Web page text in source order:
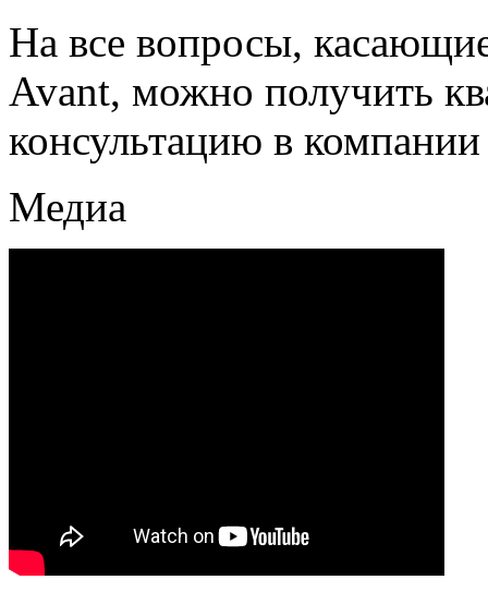
На все вопросы,
Avant, можно получить
консультацию в
Медиа